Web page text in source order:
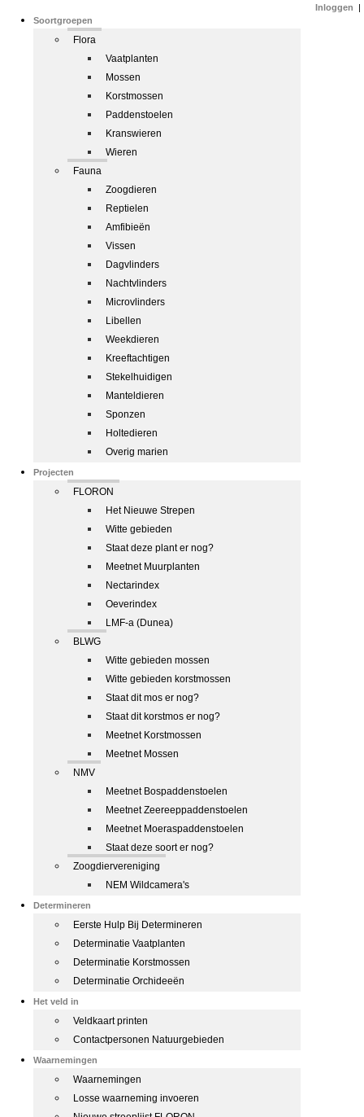
Soortgroepen
Flora
Vaatplanten
Mossen
Korstmossen
Paddenstoelen
Kranswieren
Wieren
Fauna
Zoogdieren
Reptielen
Amfibieën
Vissen
Dagvlinders
Nachtvlinders
Microvlinders
Libellen
Weekdieren
Kreeftachtigen
Stekelhuidigen
Manteldieren
Sponzen
Holtedieren
Overig marien
Projecten
FLORON
Het Nieuwe Strepen
Witte gebieden
Staat deze plant er nog?
Meetnet Muurplanten
Nectarindex
Oeverindex
LMF-a (Dunea)
BLWG
Witte gebieden mossen
Witte gebieden korstmossen
Staat dit mos er nog?
Staat dit korstmos er nog?
Meetnet Korstmossen
Meetnet Mossen
NMV
Meetnet Bospaddenstoelen
Meetnet Zeereeppaddenstoelen
Meetnet Moeraspaddenstoelen
Staat deze soort er nog?
Zoogdiervereniging
NEM Wildcamera's
Determineren
Eerste Hulp Bij Determineren
Determinatie Vaatplanten
Determinatie Korstmossen
Determinatie Orchideeën
Het veld in
Veldkaart printen
Contactpersonen Natuurgebieden
Waarnemingen
Waarnemingen
Losse waarneming invoeren
Inloggen |